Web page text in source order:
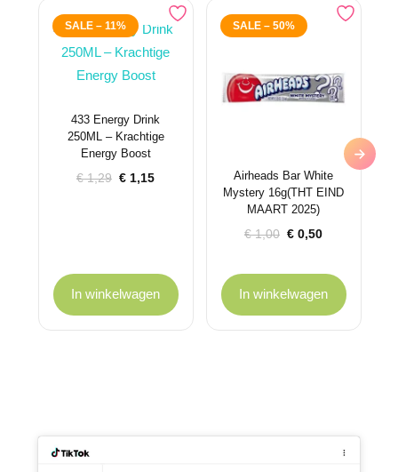
SALE – 11%
433 Energy Drink
250ML – Krachtige
Energy Boost
€1,29
Oorspronkelijke
€ 1,15
Huidige
In winkelwagen
SALE – 50%
Airheads Bar White
Mystery 16g(THT EIND
MAART 2025)
€1,00
Oorspronkelijke
€ 1,00.
€ 0,50
Huidige
€ 0,50.
In winkelwagen